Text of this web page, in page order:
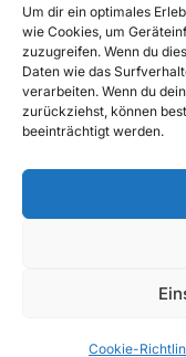
Um dir ein optimales
wie Cookies, um
zuzugreifen. Wenn du
Daten wie das
verarbeiten. Wenn du
zurückziehst, können
beeinträchtigt werden.
Cookie-
Wir suchen